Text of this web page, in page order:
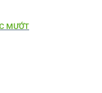
MƯỚT